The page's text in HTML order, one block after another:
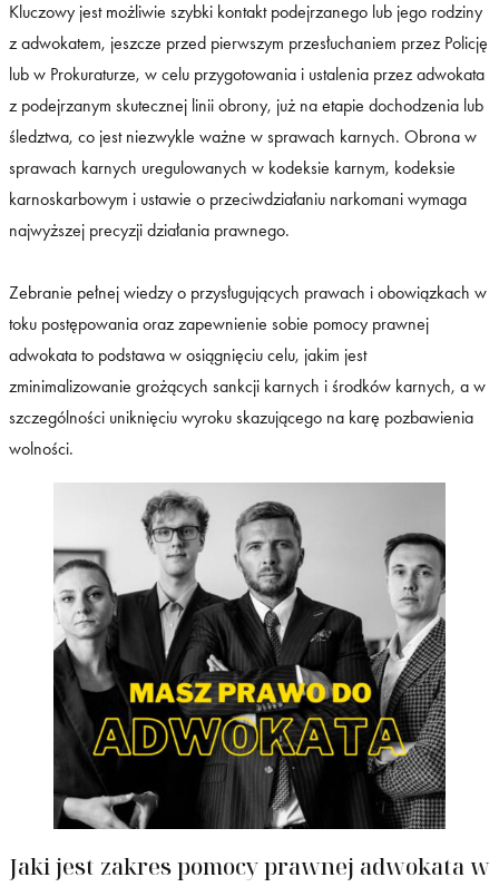
Kluczowy jest możliwie szybki kontakt podejrzanego lub jego rodziny
z adwokatem, jeszcze przed pierwszym przesłuchaniem przez Policję
lub w Prokuraturze, w celu przygotowania i ustalenia przez adwokata
z podejrzanym skutecznej linii obrony, już na etapie dochodzenia lub
śledztwa, co jest niezwykle ważne w sprawach karnych. Obrona w
sprawach karnych uregulowanych w kodeksie karnym, kodeksie
karnoskarbowym i ustawie o przeciwdziałaniu narkomani wymaga
najwyższej precyzji działania prawnego.
Zebranie pełnej wiedzy o przysługujących prawach i obowiązkach w
toku postępowania oraz zapewnienie sobie pomocy prawnej
adwokata to podstawa w osiągnięciu celu, jakim jest
zminimalizowanie grożących sankcji karnych i środków karnych, a w
szczególności uniknięciu wyroku skazującego na karę pozbawienia
wolności.
Jaki jest zakres pomocy prawnej adwokata w